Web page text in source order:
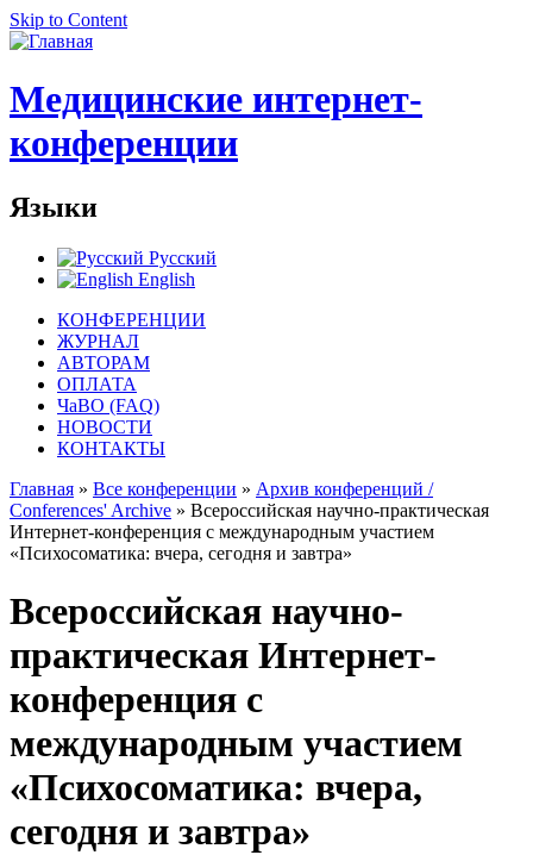
Skip to Content
Медицинские интернет-
конференции
Языки
Русский
English
КОНФЕРЕНЦИИ
ЖУРНАЛ
АВТОРАМ
ОПЛАТА
ЧаВО (FAQ)
НОВОСТИ
КОНТАКТЫ
Главная » Все конференции » Архив конференций /
Conferences' Archive » Всероссийская научно-практическая
Интернет-конференция с международным участием
«Психосоматика: вчера, сегодня и завтра»
Всероссийская научно-
практическая Интернет-
конференция с
международным участием
«Психосоматика: вчера,
сегодня и завтра»